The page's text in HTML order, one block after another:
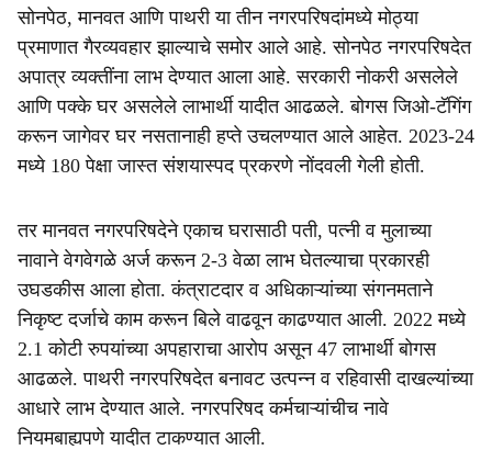
सोनपेठ, मानवत आणि पाथरी या तीन नगरपरिषदांमध्ये मोठ्या
प्रमाणात गैरव्यवहार झाल्याचे समोर आले आहे. सोनपेठ नगरपरिषदेत
अपात्र व्यक्तींना लाभ देण्यात आला आहे. सरकारी नोकरी असलेले
आणि पक्के घर असलेले लाभार्थी यादीत आढळले. बोगस जिओ-टॅगिंग
करून जागेवर घर नसतानाही हप्ते उचलण्यात आले आहेत. 2023-24
मध्ये 180 पेक्षा जास्त संशयास्पद प्रकरणे नोंदवली गेली होती.
तर मानवत नगरपरिषदेने एकाच घरासाठी पती, पत्नी व मुलाच्या
नावाने वेगवेगळे अर्ज करून 2-3 वेळा लाभ घेतल्याचा प्रकारही
उघडकीस आला होता. कंत्राटदार व अधिकाऱ्यांच्या संगनमताने
निकृष्ट दर्जाचे काम करून बिले वाढवून काढण्यात आली. 2022 मध्ये
2.1 कोटी रुपयांच्या अपहाराचा आरोप असून 47 लाभार्थी बोगस
आढळले. पाथरी नगरपरिषदेत बनावट उत्पन्न व रहिवासी दाखल्यांच्या
आधारे लाभ देण्यात आले. नगरपरिषद कर्मचाऱ्यांचीच नावे
नियमबाह्यपणे यादीत टाकण्यात आली.